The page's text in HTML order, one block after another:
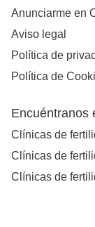
Anunciarme en
Aviso legal
Política de
Política de
Encuéntranos
Clínicas de
Clínicas de
Clínicas de